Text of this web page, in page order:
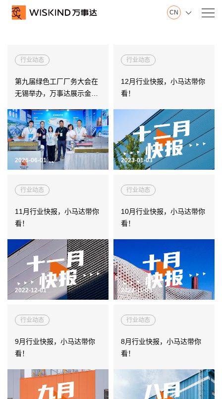
CN 
们
山东制造基地
创新中心
发展历程
荣誉证书
视频在线
产品服务
产
墙面系统
屋面系统
楼面系统
洁净室围护
冷库围护
得默产品系列
全面解决方案
经
案
例
电子科技
综合产业园
冶金化工
2026-06-01
行业动态
第九届绿色工厂厂务大会在
无锡举办，万事达展示金属
2023-01-03
行业动态
12月行业快报，小马达带你
看！
2022-12-01
行业动态
11月行业快报，小马达带你
看！
2022-11-03
行业动态
10月行业快报，小马达带你
看！
行业动态
9月行业快报，小马达带你
看！
行业动态
8月行业快报，小马达带你
看！